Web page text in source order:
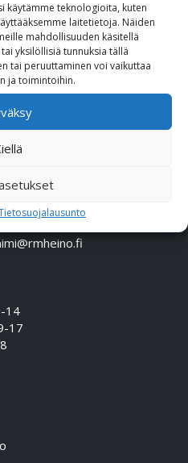
käytämme teknologioita, kuten
laitetietoja. Näiden
mahdollisuuden käsitellä
yksilöllisiä tunnuksia tällä
tai peruuttaminen voi vaikuttaa
ja toimintoihin.
14
17